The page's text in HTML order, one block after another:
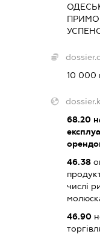
10 000
68.20
46.38
числі
46.90